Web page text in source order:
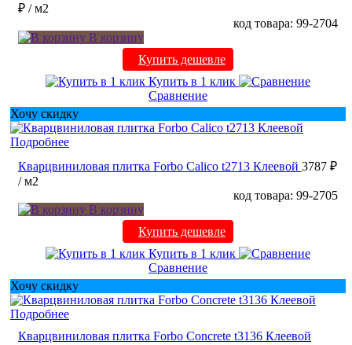
₽ / м2
код товара: 99-2704
В корзину
Купить дешевле
Купить в 1 клик
Сравнение
Хочу скидку
Подробнее
Кварцвиниловая плитка Forbo Calico t2713 Клеевой 3787 ₽
/ м2
код товара: 99-2705
В корзину
Купить дешевле
Купить в 1 клик
Сравнение
Хочу скидку
Подробнее
Кварцвиниловая плитка Forbo Concrete t3136 Клеевой